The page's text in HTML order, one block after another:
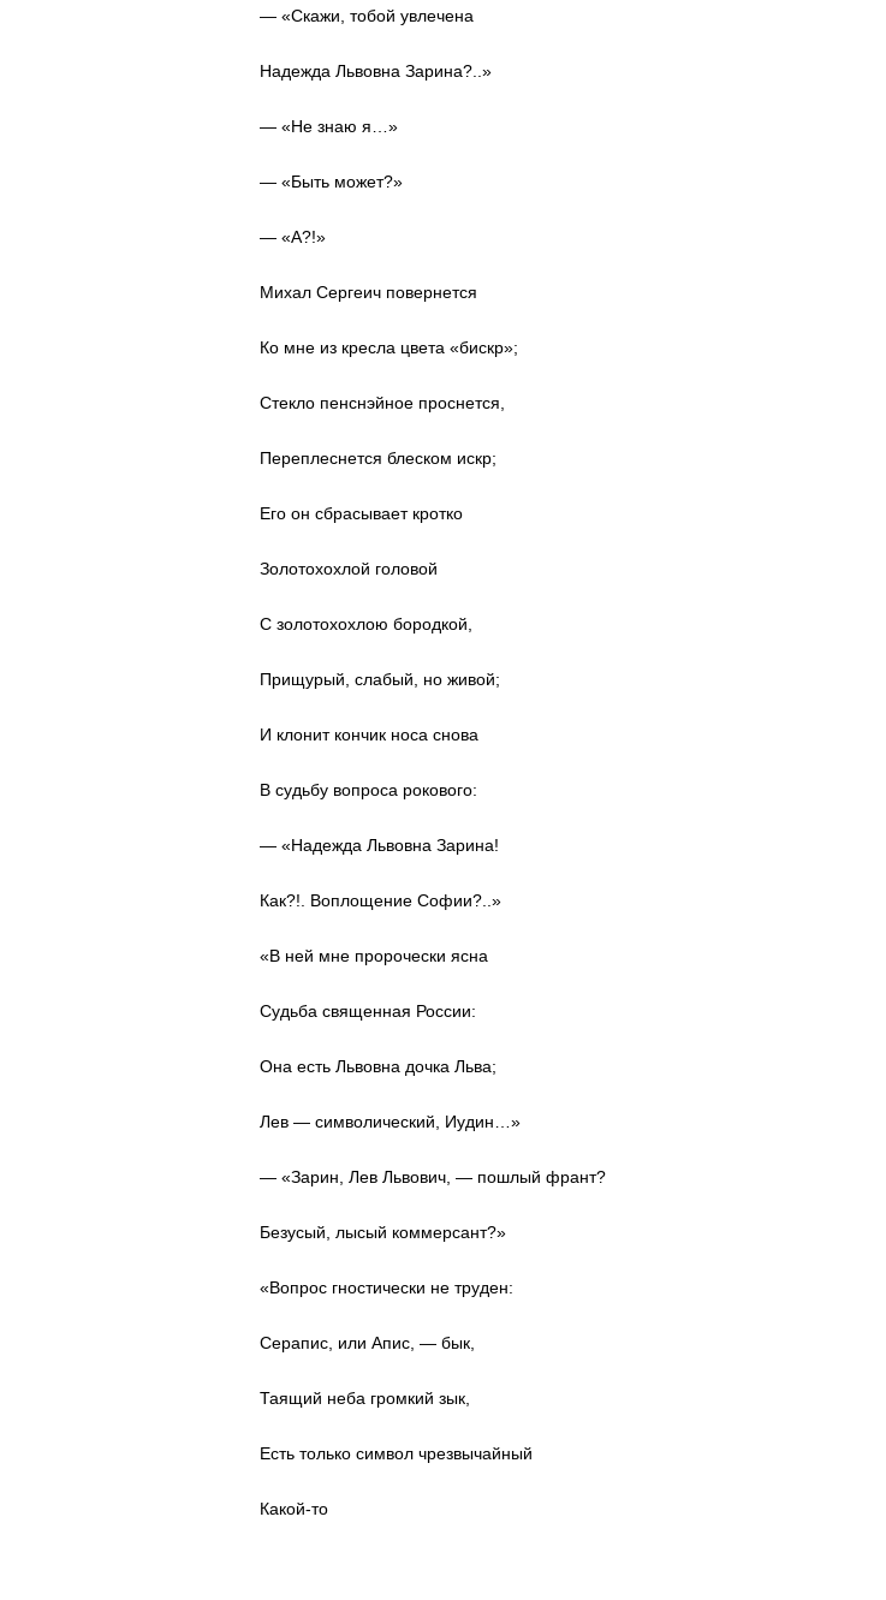
— «Скажи, тобой увлечена
Надежда Львовна Зарина?..»
— «Не знаю я…»
— «Быть может?»
— «А?!»
Михал Сергеич повернется
Ко мне из кресла цвета «бискр»;
Стекло пенснэйное проснется,
Переплеснется блеском искр;
Его он сбрасывает кротко
Золотохохлой головой
С золотохохлою бородкой,
Прищурый, слабый, но живой;
И клонит кончик носа снова
В судьбу вопроса рокового:
— «Надежда Львовна Зарина!
Как?!. Воплощение Софии?..»
«В ней мне пророчески ясна
Судьба священная России:
Она есть Львовна дочка Льва;
Лев — символический, Иудин…»
— «Зарин, Лев Львович, — пошлый франт?
Безусый, лысый коммерсант?»
«Вопрос гностически не труден:
Серапис, или Апис, — бык,
Таящий неба громкий зык,
Есть только символ чрезвычайный
Какой-то